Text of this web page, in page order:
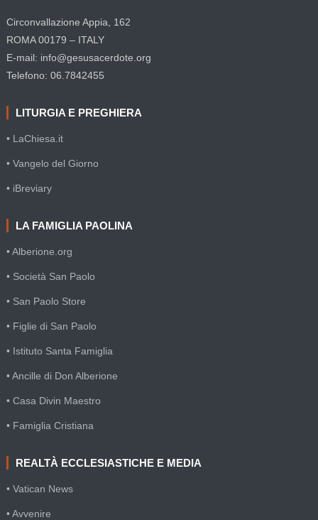
Circonvallazione Appia, 162
ROMA 00179 – ITALY
E-mail: info@gesusacerdote.org
Telefono: 06.7842455
LITURGIA E PREGHIERA
• LaChiesa.it
• Vangelo del Giorno
• iBreviary
LA FAMIGLIA PAOLINA
• Alberione.org
• Società San Paolo
• San Paolo Store
• Figlie di San Paolo
• Istituto Santa Famiglia
• Ancille di Don Alberione
• Casa Divin Maestro
• Famiglia Cristiana
REALTÀ ECCLESIASTICHE E MEDIA
• Vatican News
• Avvenire